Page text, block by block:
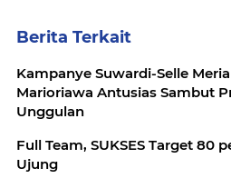
Berita Terkait
Kampanye Suwardi-Selle
Marioriawa Antusias Sambut
Unggulan
Full Team, SUKSES Target 80
Ujung